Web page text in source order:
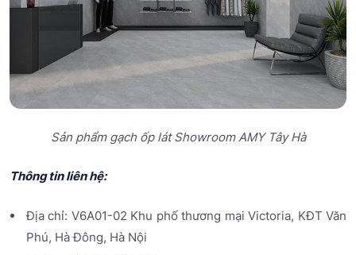
Sản phẩm gạch ốp lát Showroom AMY Tây Hà
Thông tin liên hệ:
Địa chỉ: V6A01-02 Khu phố thương mại Victoria, KĐT Văn
Phú, Hà Đông, Hà Nội